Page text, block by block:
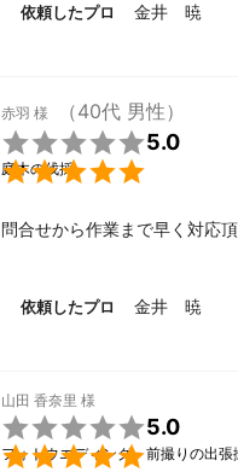
依頼したプロ 金井 暁
赤羽 様 （40代 男性）


5.0
庭木の伐採
問合せから作業まで早く対応
依頼したプロ 金井 暁
山田 香奈里 様


5.0
フォトウエディング・前撮りの出張